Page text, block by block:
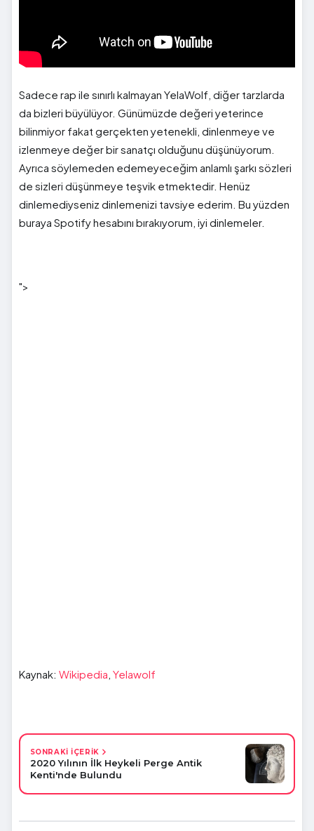
Sadece rap ile sınırlı kalmayan YelaWolf, diğer tarzlarda
da bizleri büyülüyor. Günümüzde değeri yeterince
bilinmiyor fakat gerçekten yetenekli, dinlenmeye ve
izlenmeye değer bir sanatçı olduğunu düşünüyorum.
Ayrıca söylemeden edemeyeceğim anlamlı şarkı sözleri
de sizleri düşünmeye teşvik etmektedir. Henüz
dinlemediyseniz dinlemenizi tavsiye ederim. Bu yüzden
buraya Spotify hesabını bırakıyorum, iyi dinlemeler.
">
Kaynak: Wikipedia Yelawolf
SONRAKİ İÇERİK
2020 Yılının İlk Heykeli Perge Antik
Kenti'nde Bulundu